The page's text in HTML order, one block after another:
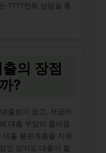
????전화 상담을 통
의 장점
?
출받기 쉽고, 저금리
대출 부담이 줄어듭
출 불편계층을 지원
인 없이도 대출이 할